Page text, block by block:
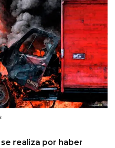
realiza por haber